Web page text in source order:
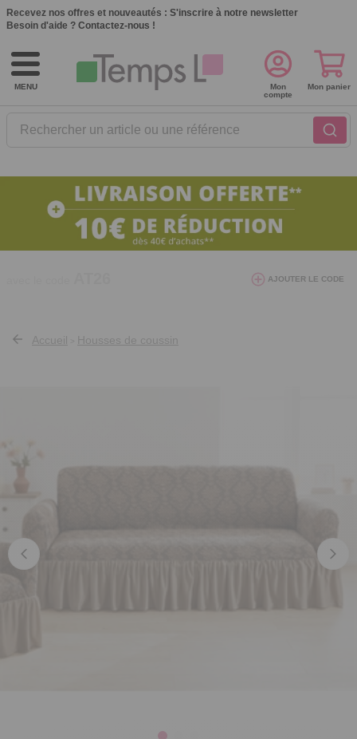
Recevez nos offres et nouveautés : S'inscrire à notre newsletter
Besoin d'aide ? Contactez-nous !
MENU
Rechercher un article ou une référence
Mon
compte
Mon panier
avec le code AT26
AJOUTER LE CODE
Accueil Housses de coussin